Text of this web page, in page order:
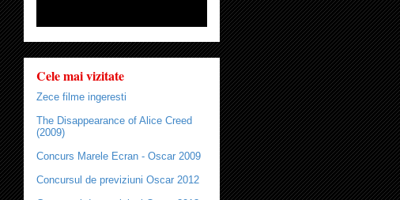
Cele mai vizitate
Zece filme ingeresti
The Disappearance of Alice Creed
(2009)
Concurs Marele Ecran - Oscar 2009
Concursul de previziuni Oscar 2012